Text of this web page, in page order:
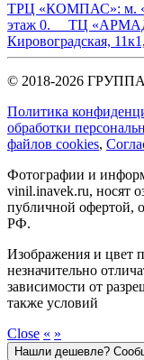
ТРЦ «КОМПАС»: м.
этаж 0. ТЦ
Кировоградская,
© 2018-2026
Политика
обработки
файлов cookies,
Фотографии и
vinil.inavek.ru, носят
публичной офертой,
РФ.
Изображения и цвет
незначительно
зависимости от
также условий
Close « »
Нашли дешевле?